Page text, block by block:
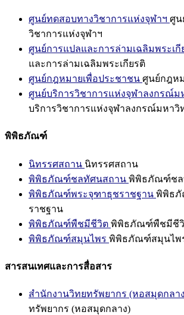
ศูนย์ทดสอบทางวิชาการแห่งจุฬาฯ ศูน
วิชาการแห่งจุฬาฯ
ศูนย์การแปลและการล่ามเฉลิมพระเกี
และการล่ามเฉลิมพระเกียรติ
ศูนย์กฎหมายเพื่อประชาชน ศูนย์กฎห
ศูนย์บริการวิชาการแห่งจุฬาลงกรณ์ม
บริการวิชาการแห่งจุฬาลงกรณ์มหาวิ
พิพิธภัณฑ์
นิทรรศสถาน นิทรรศสถาน
พิพิธภัณฑ์ชลทัศนสถาน พิพิธภัณฑ์ชล
พิพิธภัณฑ์พระจุฑาธุชราชฐาน พิพิธภั
ราชฐาน
พิพิธภัณฑ์พืชมีชีวิต พิพิธภัณฑ์พืชมีชี
พิพิธภัณฑ์สมุนไพร พิพิธภัณฑ์สมุนไพ
สารสนเทศและการสื่อสาร
สำนักงานวิทยทรัพยากร (หอสมุดกลา
ทรัพยากร (หอสมุดกลาง)